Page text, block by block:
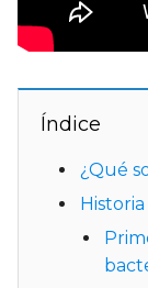
Índice
¿Qué